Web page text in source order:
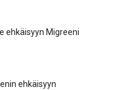
ehkäisyyn Migreeni
ehkäisyyn